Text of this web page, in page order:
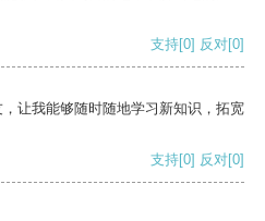
支持[0] 反对[0]
让我能够随时随地学习新知识，拓宽
支持[0] 反对[0]